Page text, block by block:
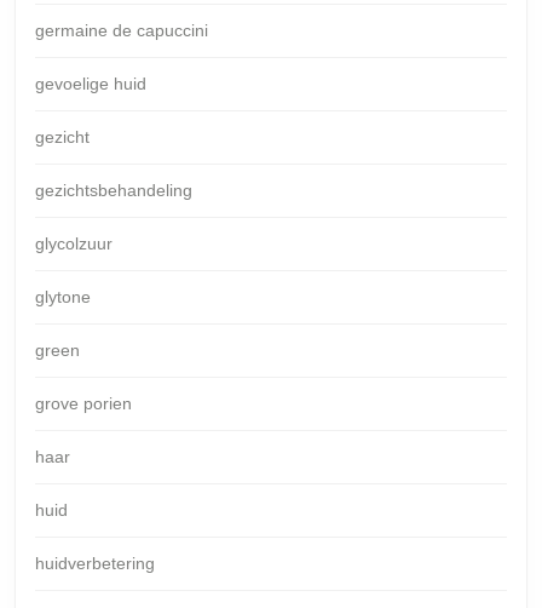
germaine de capuccini
gevoelige huid
gezicht
gezichtsbehandeling
glycolzuur
glytone
green
grove porien
haar
huid
huidverbetering